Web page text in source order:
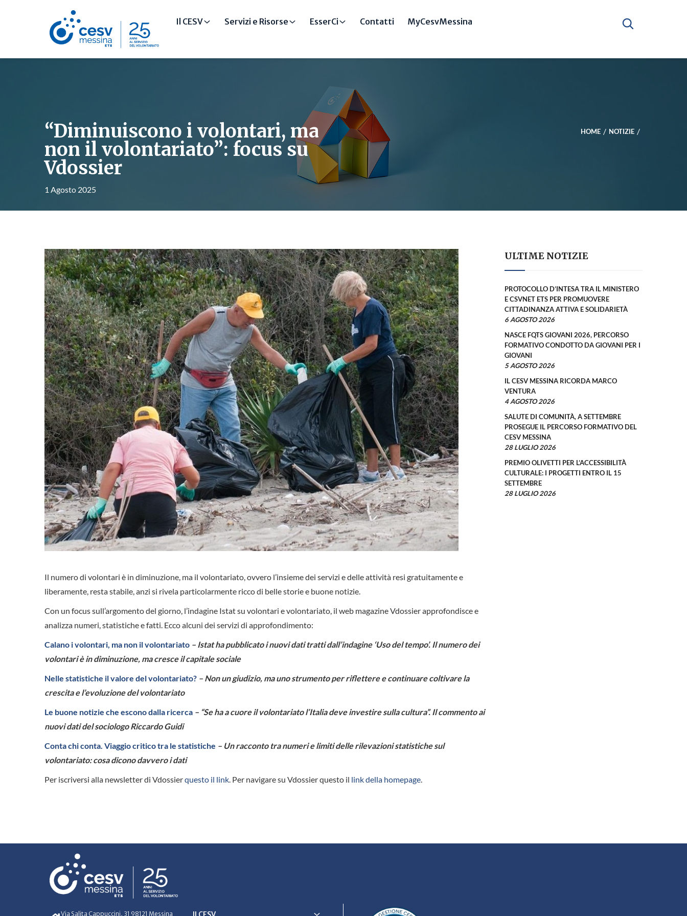
Il CESV Servizi e Risorse EsserCi Contatti MyCesvMessina
“Diminuiscono i volontari, ma
non il volontariato”: focus su
Vdossier
1 Agosto 2025
HOME NOTIZIE
Il numero di volontari è in diminuzione, ma il volontariato, ovvero l’insieme dei servizi e delle attività resi gratuitamente e
liberamente, resta stabile, anzi si rivela particolarmente ricco di belle storie e buone notizie.
Con un focus sull’argomento del giorno, l’indagine Istat su volontari e volontariato, il web magazine Vdossier approfondisce e
analizza numeri, statistiche e fatti. Ecco alcuni dei servizi di approfondimento:
Calano i volontari, ma non il volontariato – Istat ha pubblicato i nuovi dati tratti dall’indagine ‘Uso del tempo’. Il numero dei
volontari è in diminuzione, ma cresce il capitale sociale
Nelle statistiche il valore del volontariato? – Non un giudizio, ma uno strumento per riflettere e continuare coltivare la
crescita e l’evoluzione del volontariato
Le buone notizie che escono dalla ricerca – “Se ha a cuore il volontariato l’Italia deve investire sulla cultura”. Il commento ai
nuovi dati del sociologo Riccardo Guidi
Conta chi conta. Viaggio critico tra le statistiche – Un racconto tra numeri e limiti delle rilevazioni statistiche sul
volontariato: cosa dicono davvero i dati
Per iscriversi alla newsletter di Vdossierquesto il link. Per navigare su Vdossier questo il link della homepage.
ULTIME NOTIZIE
PROTOCOLLO D’INTESA TRA IL MINISTERO
E CSVNET ETS PER PROMUOVERE
CITTADINANZA ATTIVA E SOLIDARIETÀ
6 AGOSTO 2026
NASCE FQTS GIOVANI 2026, PERCORSO
FORMATIVO CONDOTTO DA GIOVANI PER I
GIOVANI
5 AGOSTO 2026
IL CESV MESSINA RICORDA MARCO
VENTURA
4 AGOSTO 2026
SALUTE DI COMUNITÀ, A SETTEMBRE
PROSEGUE IL PERCORSO FORMATIVO DEL
CESV MESSINA
28 LUGLIO 2026
PREMIO OLIVETTI PER L’ACCESSIBILITÀ
CULTURALE: I PROGETTI ENTRO IL 15
SETTEMBRE
28 LUGLIO 2026
Via Salita Cappuccini, 31 98121 Messina